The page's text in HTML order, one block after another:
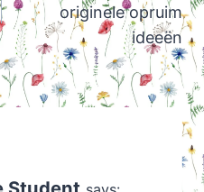
originele opruim
ideeën